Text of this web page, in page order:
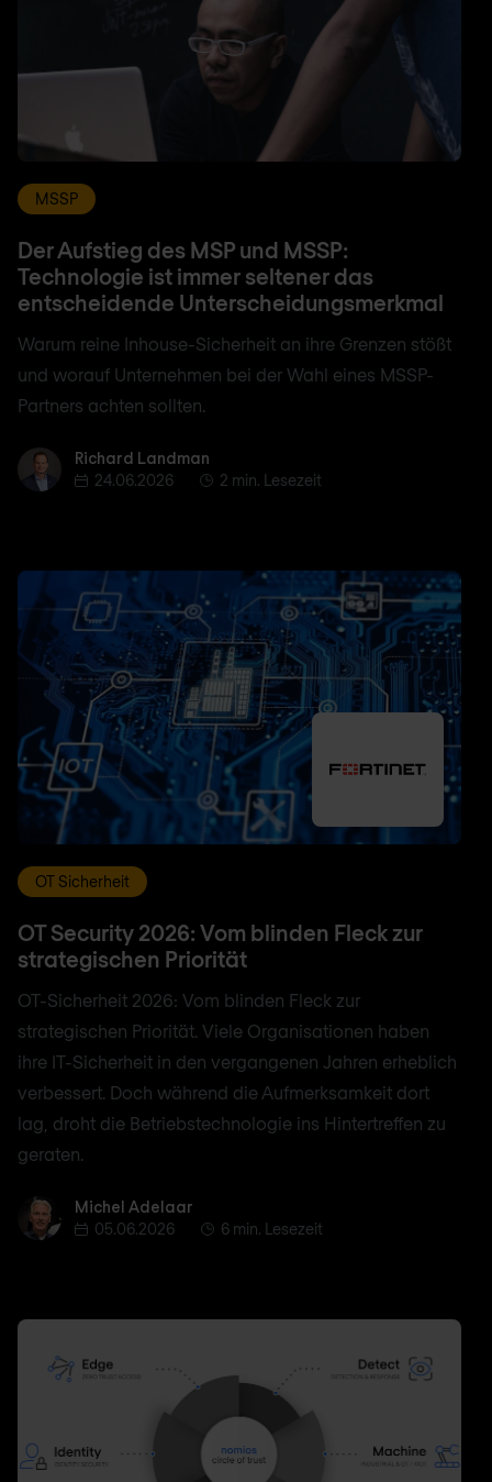
MSSP
Der Aufstieg des MSP und MSSP:
Technologie ist immer seltener das
entscheidende Unterscheidungsmerkmal
Warum reine Inhouse-Sicherheit an ihre Grenzen stößt
und worauf Unternehmen bei der Wahl eines MSSP-
Partners achten sollten.
Richard Landman
Richard Landman
24.06.2026
2 min. Lesezeit
OT Sicherheit
OT Security 2026: Vom blinden Fleck zur
strategischen Priorität
OT-Sicherheit 2026: Vom blinden Fleck zur
strategischen Priorität. Viele Organisationen haben
ihre IT-Sicherheit in den vergangenen Jahren erheblich
verbessert. Doch während die Aufmerksamkeit dort
lag, droht die Betriebstechnologie ins Hintertreffen zu
geraten.
Michel Adelaar
Michel Adelaar
05.06.2026
6 min. Lesezeit